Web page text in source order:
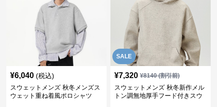
¥6,040 (税込)
スウェットメンズ 秋冬メンズス
ウェット重ね着風ポロシャツ
SALE
¥7,320 ¥8140(割引前)
スウェットメンズ 秋冬新作メル
トン調無地厚手フード付きスウ